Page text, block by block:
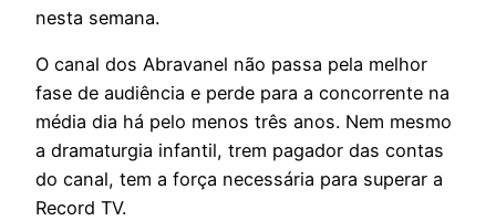
nesta semana.
O canal dos Abravanel não passa pela melhor
fase de audiência e perde para a concorrente na
média dia há pelo menos três anos. Nem mesmo
a dramaturgia infantil, trem pagador das contas
do canal, tem a força necessária para superar a
Record TV.